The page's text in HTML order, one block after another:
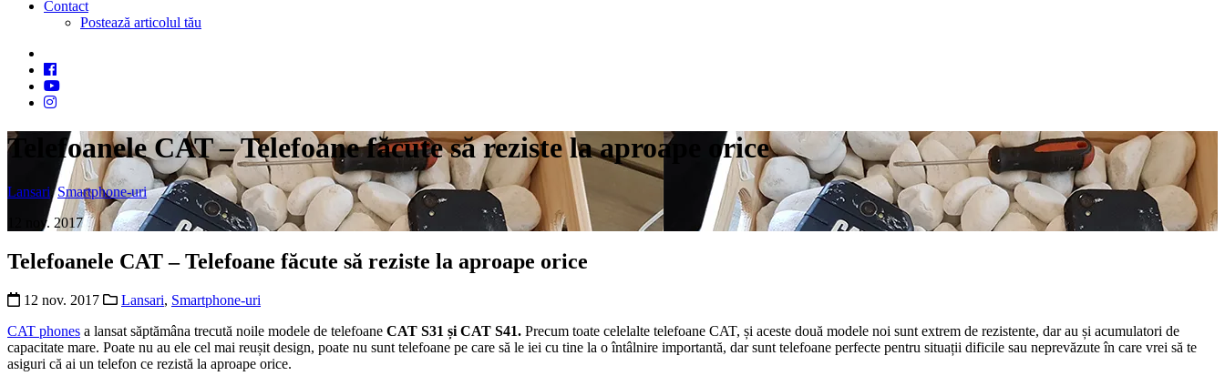
Contact
Postează articolul tău
Telefoanele CAT – Telefoane făcute să reziste la aproape orice
Lansari,Smartphone-uri
12 nov. 2017
Telefoanele CAT – Telefoane făcute să reziste la aproape orice
12 nov. 2017 Lansari, Smartphone-uri
CAT phones a lansat săptămâna trecută noile modele de telefoane CAT S31 și CAT S41. Precum toate celelalte telefoane CAT, și aceste două modele noi sunt extrem de rezistente, dar au și acumulatori de
capacitate mare. Poate nu au ele cel mai reușit design, poate nu sunt telefoane pe care să le iei cu tine la o întâlnire importantă, dar sunt telefoane perfecte pentru situații dificile sau neprevăzute în care vrei să te
asiguri că ai un telefon ce rezistă la aproape orice.